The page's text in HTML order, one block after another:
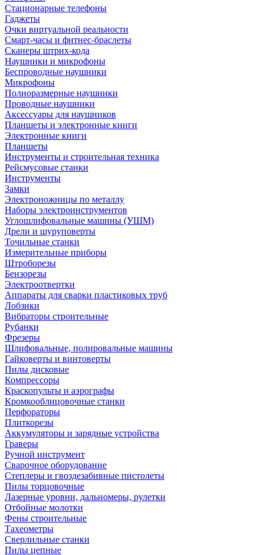
Стационарные телефоны
Гаджеты
Очки виртуальной реальности
Смарт-часы и фитнес-браслеты
Сканеры штрих-кода
Наушники и микрофоны
Беспроводные наушники
Микрофоны
Полноразмерные наушники
Проводные наушники
Аксессуары для наушников
Планшеты и электронные книги
Электронные книги
Планшеты
Инструменты и строительная техника
Рейсмусовые станки
Инструменты
Замки
Электроножницы по металлу
Наборы электроинструментов
Углошлифовальные машины (УШМ)
Дрели и шуруповерты
Точильные станки
Измерительные приборы
Штроборезы
Бензорезы
Электроотвертки
Аппараты для сварки пластиковых труб
Лобзики
Вибраторы строительные
Рубанки
Фрезеры
Шлифовальные, полировальные машины
Гайковерты и винтоверты
Пилы дисковые
Компрессоры
Краскопульты и аэрографы
Кромкооблицовочные станки
Перфораторы
Плиткорезы
Аккумуляторы и зарядные устройства
Граверы
Ручной инструмент
Сварочное оборудование
Степлеры и гвоздезабивные пистолеты
Пилы торцовочные
Лазерные уровни, дальномеры, рулетки
Отбойные молотки
Фены строительные
Тахеометры
Сверлильные станки
Пилы цепные